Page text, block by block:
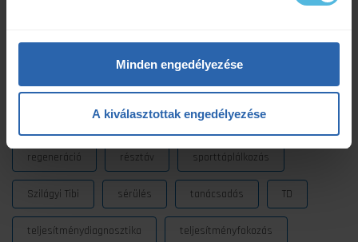
Minden engedélyezése
A kiválasztottak engedélyezése
laktátmérés MLSS nutrium Prémium
Prémium edzéstervezés pulzus pályateszt
regeneráció résztáv sporttáplálkozás
Szilágyi Tibi sérülés tanácsadás TD
teljesítménydiagnosztika teljesítményfokozás